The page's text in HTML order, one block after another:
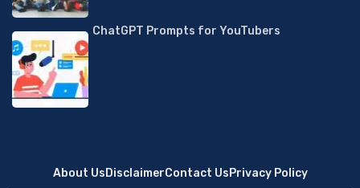
ChatGPT Prompts for YouTubers
About UsDisclaimerContact UsPrivacy Policy